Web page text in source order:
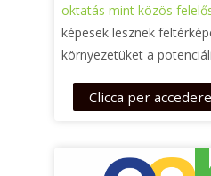
oktatás mint közös
képesek lesznek
környezetüket a
tekintettel a
Clicca per